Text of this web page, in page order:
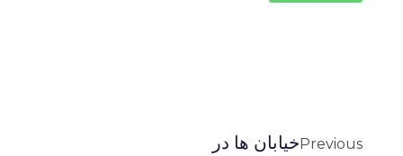
Previousخیابان ها در